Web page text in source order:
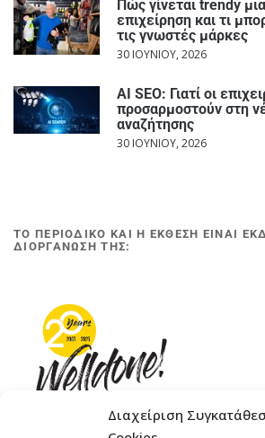
Διαχείριση
Πώς γίνεται trendy
επιχείρηση και τι
τις γνωστές μάρκες
30 ΙΟΥΝΊΟΥ, 2026
AI SEO: Γιατί οι
προσαρμοστούν στη
αναζήτησης
30 ΙΟΥΝΊΟΥ, 2026
ΤΟ ΠΕΡΙΟΔΙΚΟ ΚΑΙ Η ΕΚΘΕΣΗ ΕΙΝΑΙ
ΔΙΟΡΓΑΝΩΣΗ ΤΗΣ: